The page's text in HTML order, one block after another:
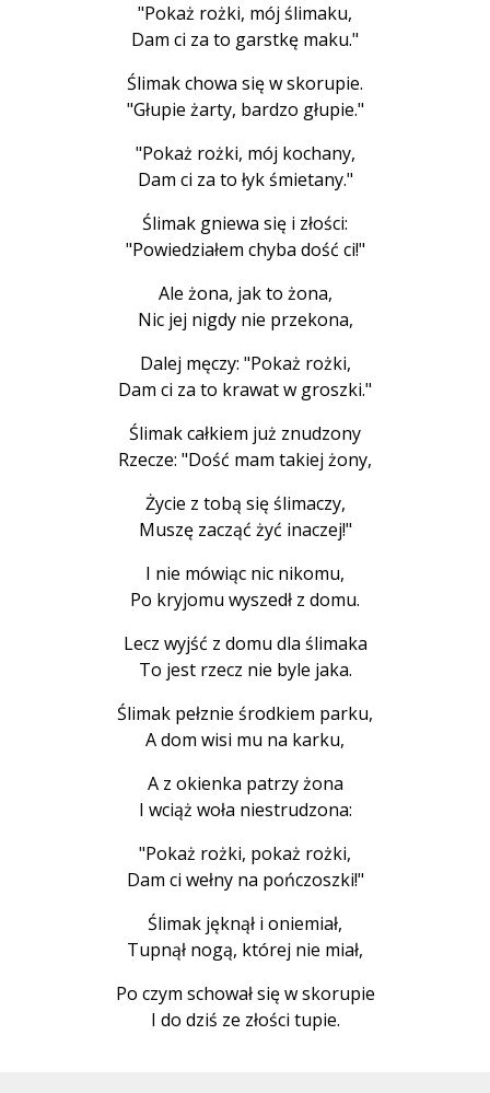
"Pokaż rożki, mój ślimaku,
Dam ci za to garstkę maku."
Ślimak chowa się w skorupie.
"Głupie żarty, bardzo głupie."
"Pokaż rożki, mój kochany,
Dam ci za to łyk śmietany."
Ślimak gniewa się i złości:
"Powiedziałem chyba dość ci!"
Ale żona, jak to żona,
Nic jej nigdy nie przekona,
Dalej męczy: "Pokaż rożki,
Dam ci za to krawat w groszki."
Ślimak całkiem już znudzony
Rzecze: "Dość mam takiej żony,
Życie z tobą się ślimaczy,
Muszę zacząć żyć inaczej!"
I nie mówiąc nic nikomu,
Po kryjomu wyszedł z domu.
Lecz wyjść z domu dla ślimaka
To jest rzecz nie byle jaka.
Ślimak pełznie środkiem parku,
A dom wisi mu na karku,
A z okienka patrzy żona
I wciąż woła niestrudzona:
"Pokaż rożki, pokaż rożki,
Dam ci wełny na pończoszki!"
Ślimak jęknął i oniemiał,
Tupnął nogą, której nie miał,
Po czym schował się w skorupie
I do dziś ze złości tupie.